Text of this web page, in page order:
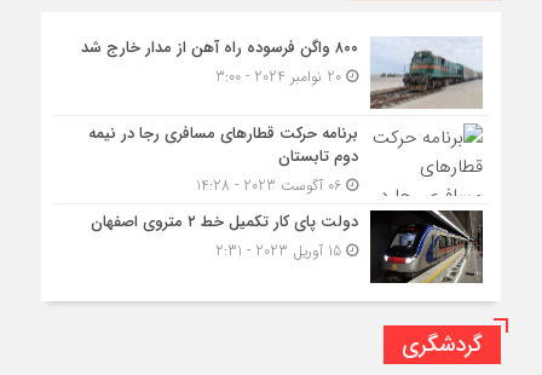
۸۰۰ واگن فرسوده راه آهن از مدار خارج شد
20 نوامبر 2024 - 3:00
برنامه حرکت قطارهای مسافری رجا در نیمه
دوم تابستان
06 آگوست 2023 - 14:28
دولت پای کار تکمیل خط ۲ متروی اصفهان
15 آوریل 2023 - 2:31
گردشگری